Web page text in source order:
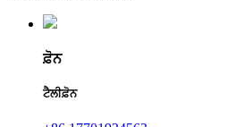
ਫ਼ੋਨ
ਟੈਲੀਫ਼ੋਨ